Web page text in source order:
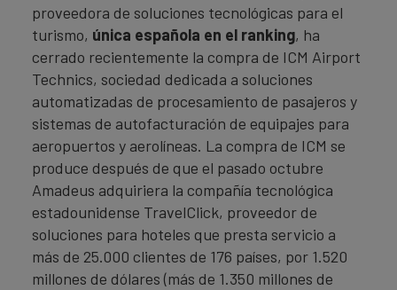
proveedora de soluciones tecnológicas para el
turismo, única española en el ranking, ha
cerrado recientemente la compra de ICM Airport
Technics, sociedad dedicada a soluciones
automatizadas de procesamiento de pasajeros y
sistemas de autofacturación de equipajes para
aeropuertos y aerolíneas. La compra de ICM se
produce después de que el pasado octubre
Amadeus adquiriera la compañía tecnológica
estadounidense TravelClick, proveedor de
soluciones para hoteles que presta servicio a
más de 25.000 clientes de 176 países, por 1.520
millones de dólares (más de 1.350 millones de